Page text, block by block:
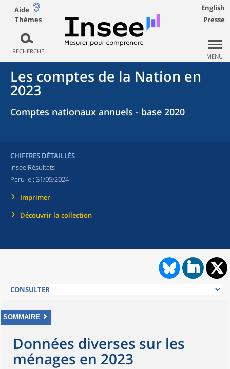
Aide
Thèmes
RECHERCHE
English
Presse
MENU
Les comptes de la Nation en
2023
Comptes nationaux annuels - base 2020
CHIFFRES DÉTAILLÉS
Insee Résultats
Paru le : 31/05/2024
Imprimer
Découvrir la collection
SOMMAIRE
Données diverses sur les
ménages en 2023